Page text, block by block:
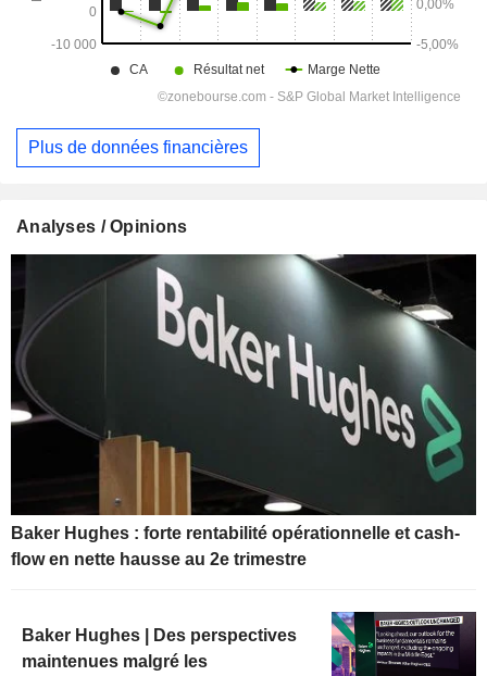
Plus de données financières
Analyses / Opinions
Baker Hughes : forte rentabilité opérationnelle et cash-
flow en nette hausse au 2e trimestre
Baker Hughes | Des perspectives
maintenues malgré les